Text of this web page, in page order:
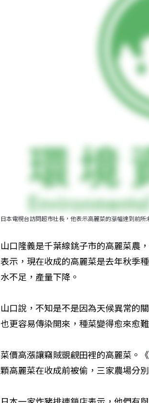
日本電視台訪問超市社長，他表示高麗菜的漲幅達到前所
山口隆義是千葉線銚子市的高麗菜農
表示，現在收成的高麗菜是去年秋季
水不足，產量下降。
山口說，不知是不是因為天候異常的
也更容易傳染開來，種菜變得愈來愈難
菜價高漲讓竊賊覬覦田裡的高麗菜。《
顆高麗菜在收成前被偷，三家農場分